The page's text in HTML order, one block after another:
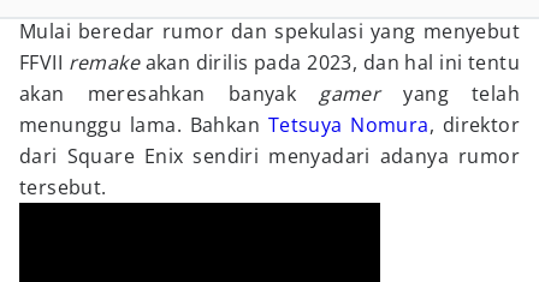
Mulai beredar rumor dan spekulasi yang menyebut
FFVII remakeakan dirilis pada 2023, dan hal ini tentu
akan meresahkan banyak gameryang telah
menunggu lama. Bahkan Tetsuya Nomura, direktor
dari Square Enix sendiri menyadari adanya rumor
tersebut.